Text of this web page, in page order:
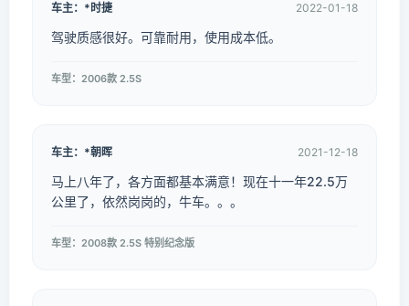
车主：*时捷 2022-01-18
驾驶质感很好。可靠耐用，使用成本低。
车型：2006款 2.5S
车主：*朝晖 2021-12-18
马上八年了，各方面都基本满意！现在十一年22.5万
公里了，依然岗岗的，牛车。。。
车型：2008款 2.5S 特别纪念版